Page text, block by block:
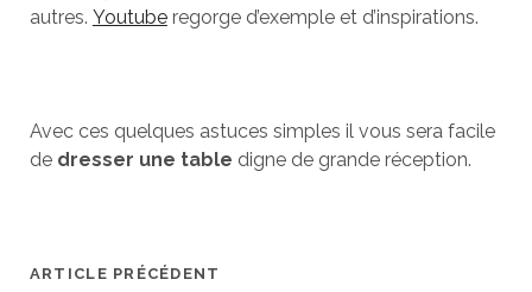
autres. Youtuberegorge d’exemple et d’inspirations.
Avec ces quelques astuces simples il vous sera facile
de dresser une table digne de grande réception.
ARTICLE PRÉCÉDENT